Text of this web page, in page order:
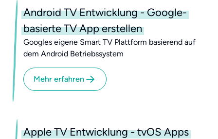
Android TV Entwicklung - Google-
basierte TV App erstellen
Googles eigene Smart TV Plattform basierend auf
dem Android Betriebssystem
Mehr erfahren
Apple TV Entwicklung - tvOS Apps